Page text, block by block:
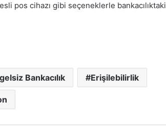
pos cihazı gibi seçeneklerle bankacılıktaki
Bankacılık Erişilebilirlik